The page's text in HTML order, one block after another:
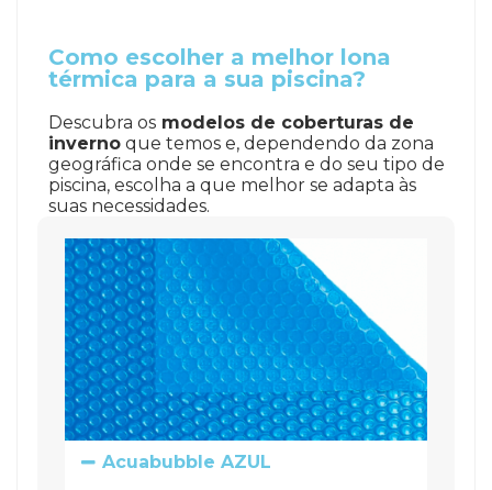
Como escolher a melhor lona
térmica para a sua piscina?
Descubra os modelos de coberturas de
inverno que temos e, dependendo da zona
geográfica onde se encontra e do seu tipo de
piscina, escolha a que melhor se adapta às
suas necessidades.
Acuabubble AZUL